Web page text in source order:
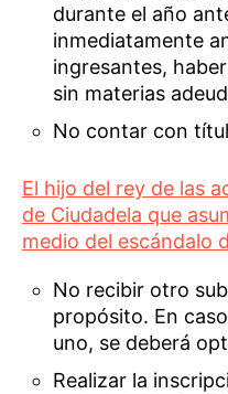
durante el año
inmediatamente
ingresantes,
sin materias
No contar con
El hijo del rey de las
de Ciudadela que
medio del escándalo
No recibir otro
propósito. En
uno, se deberá
Realizar la